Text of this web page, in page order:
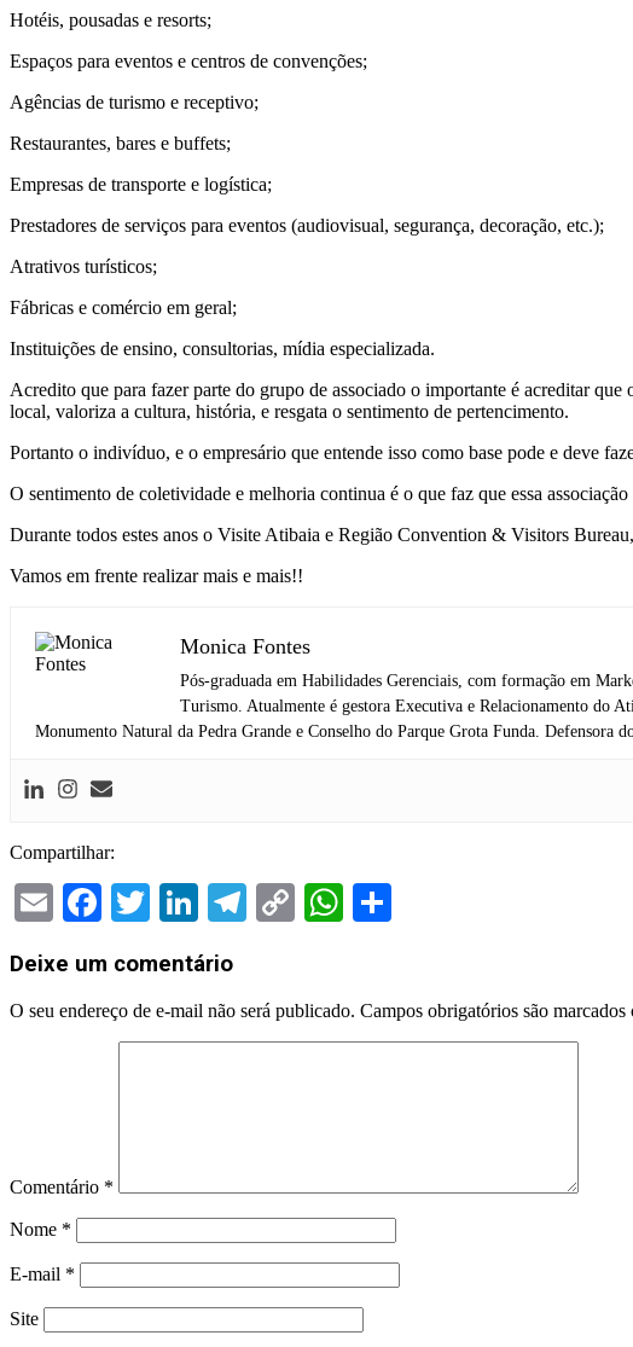
Hotéis, pousadas e resorts;
Espaços para eventos e centros de convenções;
Agências de turismo e receptivo;
Restaurantes, bares e buffets;
Empresas de transporte e logística;
Prestadores de serviços para eventos (audiovisual, segurança, decoração, etc.);
Atrativos turísticos;
Fábricas e comércio em geral;
Instituições de ensino, consultorias, mídia especializada.
Acredito que para fazer parte do grupo de associado o importante é acreditar
local, valoriza a cultura, história, e resgata o sentimento de pertencimento.
Portanto o indivíduo, e o empresário que entende isso como base pode e deve
O sentimento de coletividade e melhoria continua é o que faz que essa
Durante todos estes anos o Visite Atibaia e Região Convention & Visitors
Vamos em frente realizar mais e mais!!
Monica Fontes
Pós-graduada em Habilidades Gerenciais, com formação em
Turismo. Atualmente é gestora Executiva e Relacionamento do
Monumento Natural da Pedra Grande e Conselho do Parque Grota Funda. Defensora
Compartilhar:
EmailFacebook
TwitterLinkedIn
Telegram
CopyWhatsApp
2025-
06-
21
Deixe um comentário
O seu endereço de e-mail não será publicado. Campos obrigatórios são marcados
Comentário *
Nome *
E-mail *
Site